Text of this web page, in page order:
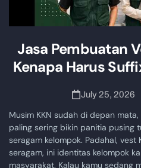
Jasa Pembuatan
Kenapa Harus
July 25, 2026
Musim KKN sudah di depan
paling sering bikin panitia pusing
seragam kelompok. Padahal, vest
seragam, ini identitas kelompok
masyarakat. Kalau kamu sedang